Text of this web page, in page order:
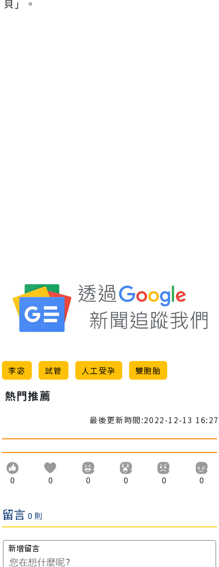
貝」。
李宓 試管 人工受孕 雙胞胎
熱門推薦
最後更新時間:2022-12-13 16:27
0 0 0 0 0 0